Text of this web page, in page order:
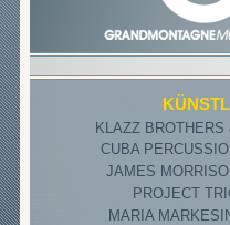
KLAZZ BROTHERS
CUBA
JAMES
PROJECT
MARIA